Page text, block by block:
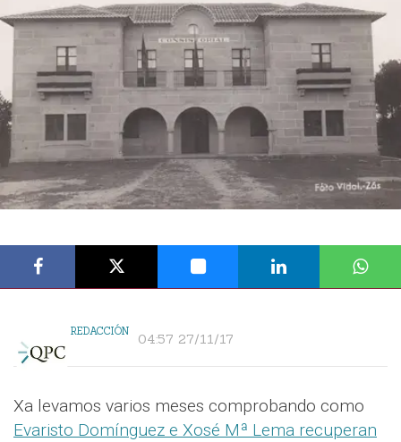
REDACCIÓN 04:57 27/11/17
Xa levamos varios meses comprobando como
Evaristo Domínguez e Xosé Mª Lema recuperan